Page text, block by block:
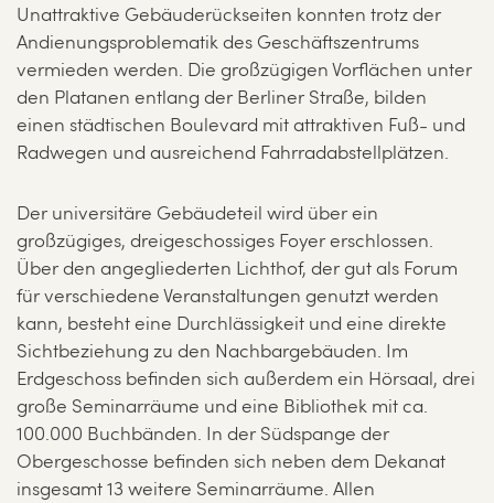
Unattraktive Gebäuderückseiten konnten trotz der
Andienungsproblematik des Geschäftszentrums
vermieden werden. Die großzügigen Vorflächen unter
den Platanen entlang der Berliner Straße, bilden
einen städtischen Boulevard mit attraktiven Fuß- und
Radwegen und ausreichend Fahrradabstellplätzen.
Der universitäre Gebäudeteil wird über ein
großzügiges, dreigeschossiges Foyer erschlossen.
Über den angegliederten Lichthof, der gut als Forum
für verschiedene Veranstaltungen genutzt werden
kann, besteht eine Durchlässigkeit und eine direkte
Sichtbeziehung zu den Nachbargebäuden. Im
Erdgeschoss befinden sich außerdem ein Hörsaal, drei
große Seminarräume und eine Bibliothek mit ca.
100.000 Buchbänden. In der Südspange der
Obergeschosse befinden sich neben dem Dekanat
insgesamt 13 weitere Seminarräume. Allen